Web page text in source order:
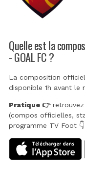
Quelle est la
- GOAL FC ?
La composition
disponible 1h avant le
Pratique 👉retrouvez
(compos officielles,
programme TV Foot 👇